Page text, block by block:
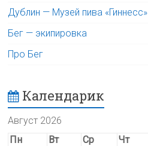
Дублин — Музей пива «Гиннесс»
Бег — экипировка
Про Бег
Календарик
Август 2026
Пн
Вт Ср Чт